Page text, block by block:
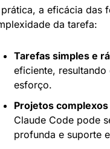
a eficácia das
da tarefa:
Tarefas simples e
eficiente,
esforço.
Projetos
Claude Code pode
profunda e suporte